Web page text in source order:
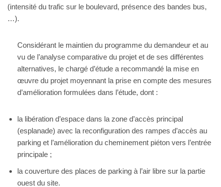
(intensité du trafic sur le boulevard, présence des bandes bus,
…).
Considérant le maintien du programme du demandeur et au
vu de l’analyse comparative du projet et de ses différentes
alternatives, le chargé d’étude a recommandé la mise en
œuvre du projet moyennant la prise en compte des mesures
d’amélioration formulées dans l’étude, dont :
la libération d’espace dans la zone d’accès principal
(esplanade) avec la reconfiguration des rampes d’accès au
parking et l’amélioration du cheminement piéton vers l’entrée
principale ;
la couverture des places de parking à l’air libre sur la partie
ouest du site.